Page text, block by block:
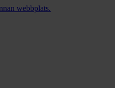
webbplats.